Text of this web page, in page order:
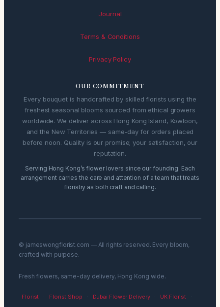
Journal
Terms & Conditions
Privacy Policy
OUR COMMITMENT
Every bouquet is handcrafted by skilled florists using the
freshest seasonal blooms sourced from ethical growers
worldwide. We deliver across Hong Kong Island, Kowloon,
and the New Territories — same-day for orders placed
before noon. Quality is our promise; your satisfaction, our
reputation.
Serving Hong Kong’s flower lovers since our founding. Each
arrangement carries the care and attention of a team that treats
floristry as both craft and calling.
© jameswongflorist.com — All rights reserved. Every bloom,
crafted with purpose.
Fresh flowers, same-day delivery, Hong Kong wide.
Florist · Florist Shop · Dubai Flower Delivery · UK Florist ·